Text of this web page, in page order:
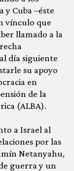
y Cuba –éste
vínculo que
llamado a la
día siguiente
su apoyo
en
de la
(ALBA).
a Israel al
por las
Netanyahu,
guerra y un